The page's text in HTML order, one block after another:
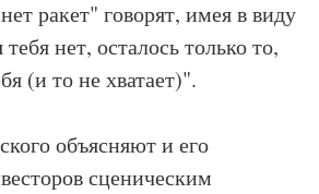
ракет" говорят, имея в виду
нет, осталось только то,
(и то не хватает)".
объясняют и его
сценическим